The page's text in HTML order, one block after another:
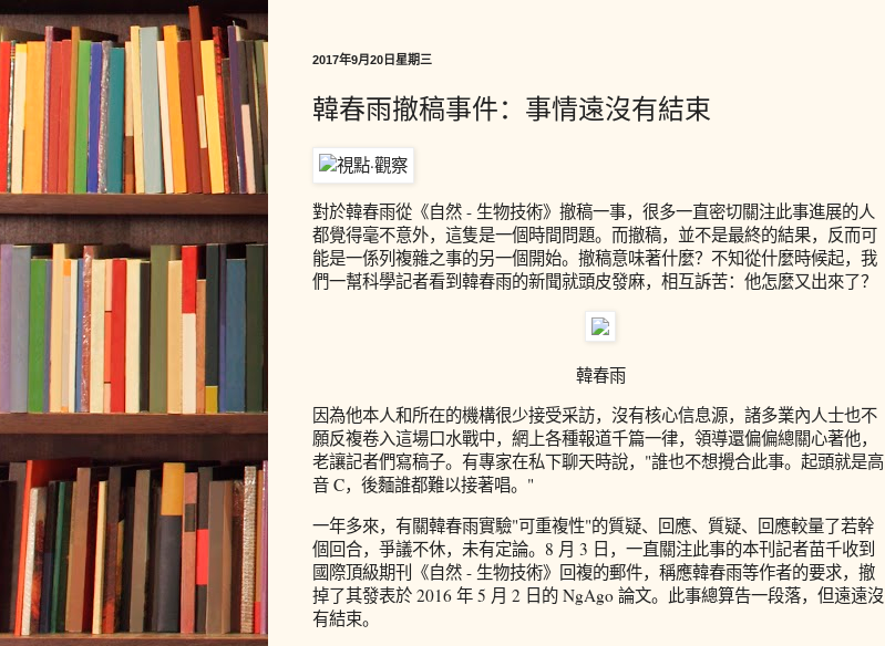
2017年9月20日星期三
韓春雨撤稿事件：事情遠沒有結束
對於韓春雨從《自然 - 生物技術》撤稿一事，很多一直密切關注此事進展的人
都覺得毫不意外，這隻是一個時間問題。而撤稿，並不是最終的結果，反而可
能是一係列複雜之事的另一個開始。撤稿意味著什麼？不知從什麼時候起，我
們一幫科學記者看到韓春雨的新聞就頭皮發麻，相互訴苦：他怎麼又出來了？
韓春雨
因為他本人和所在的機構很少接受采訪，沒有核心信息源，諸多業內人士也不
願反複卷入這場口水戰中，網上各種報道千篇一律，領導還偏偏總關心著他，
老讓記者們寫稿子。有專家在私下聊天時說，"誰也不想攪合此事。起頭就是高
音 C，後麵誰都難以接著唱。"
一年多來，有關韓春雨實驗"可重複性"的質疑、回應、質疑、回應較量了若幹
個回合，爭議不休，未有定論。8 月 3 日，一直關注此事的本刊記者苗千收到
國際頂級期刊《自然 - 生物技術》回複的郵件，稱應韓春雨等作者的要求，撤
掉了其發表於 2016 年 5 月 2 日的 NgAgo 論文。此事總算告一段落，但遠遠沒
有結束。